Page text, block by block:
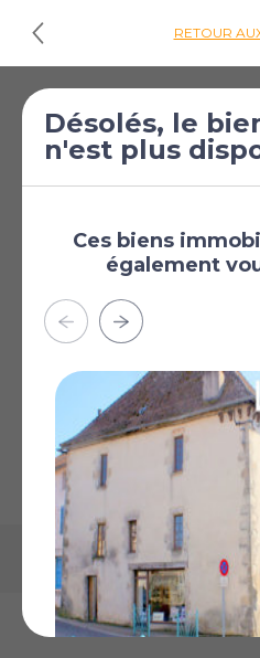
RETOUR
Maison de 3
chambres à vendre
Vienne, Limousin, France
AFFICHER
La carte peut ne pas
Désolés, le
n'est plus
Ces biens
également